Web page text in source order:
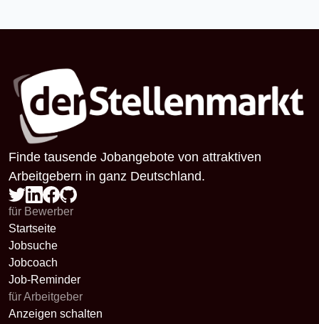
Finde tausende Jobangebote von attraktiven
Arbeitgebern in ganz Deutschland.
für Bewerber
Startseite
Jobsuche
Jobcoach
Job-Reminder
für Arbeitgeber
Anzeigen schalten